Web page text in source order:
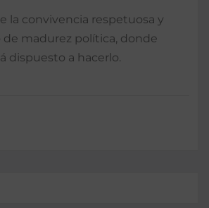
la convivencia respetuosa y
madurez política, donde
dispuesto a hacerlo.